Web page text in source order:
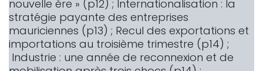
nouvelle ère » (p12) ; Internationalisation : la
stratégie payante des entreprises
mauriciennes (p13) ; Recul des exportations et
importations au troisième trimestre (p14) ;
Industrie : une année de reconnexion et de